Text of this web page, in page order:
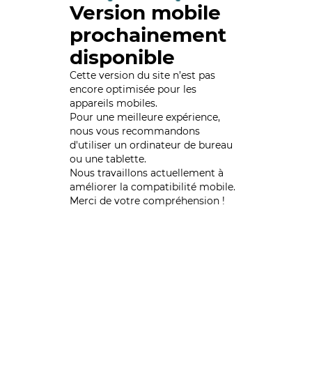
Version mobile
prochainement
disponible
Cette version du site n’est pas
encore optimisée pour les
appareils mobiles.
Pour une meilleure expérience,
nous vous recommandons
d'utiliser un ordinateur de bureau
ou une tablette.
Nous travaillons actuellement à
améliorer la compatibilité mobile.
Merci de votre compréhension !